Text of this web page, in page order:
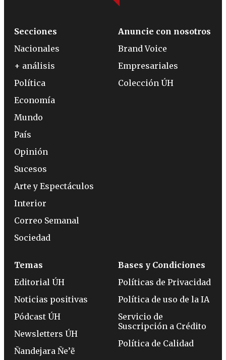
Secciones
Nacionales
+ análisis
Política
Economía
Mundo
País
Opinión
Sucesos
Arte y Espectáculos
Interior
Correo Semanal
Sociedad
Anuncie con nosotros
Brand Voice
Empresariales
Colección ÚH
Temas
Editorial ÚH
Noticias positivas
Pódcast ÚH
Newsletters ÚH
Ñandejara Ñe’ẽ
Bases y Condiciones
Políticas de Privacidad
Política de uso de la IA
Servicio de
Suscripción a Crédito
Política de Calidad